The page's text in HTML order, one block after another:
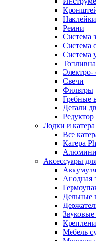
Наклейки
Ремни
Система
Система
Система
Электро-
Свечи
Фильтры
Гребные
Детали
Редуктор
Лодки и катера
Все
Катера
Аксессуары
Анодная
Дельные
Мебель